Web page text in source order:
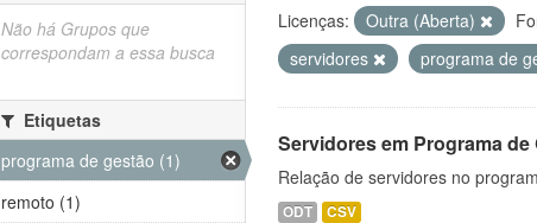
Licenças: Outra (Aberta)
servidores
programa de
Servidores em Programa de
Relação de servidores no
ODT CSV
Não há Grupos que
correspondam a essa busca
Etiquetas
programa de gestão (1)
remoto (1)